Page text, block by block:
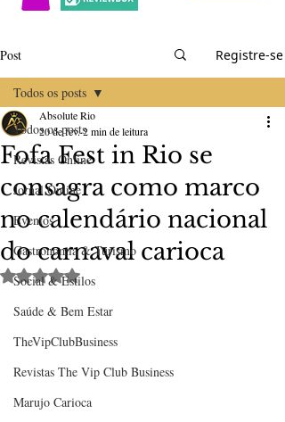
Post Registre-se
Todos os posts
Revistas Online
Jornal Online
Eventos
Gastronomia & Turismo
Social & Estilos
Saúde & Bem Estar
TheVipClubBusiness
Revistas The Vip Club Business
Marujo Carioca
Todos os posts
Fofa Fest in Rio se
consagra como marco
no calendário nacional
do carnaval carioca
Absolute Rio
20 de fev.2 min de leitura
Avaliado com NaN de 5 estrelas.